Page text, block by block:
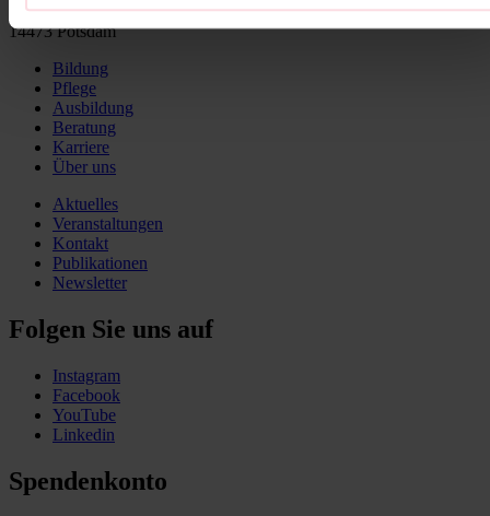
Hermannswerder 7
14473 Potsdam
Bildung
Pflege
Ausbildung
Beratung
Karriere
Über uns
Aktuelles
Veranstaltungen
Kontakt
Publikationen
Newsletter
Folgen Sie uns auf
Instagram
Facebook
YouTube
Linkedin
Spendenkonto